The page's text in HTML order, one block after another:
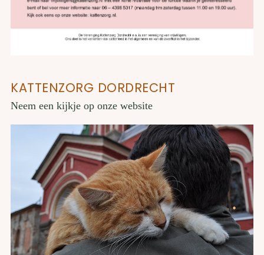
KATTENZORG DORDRECHT
Neem een kijkje op onze website